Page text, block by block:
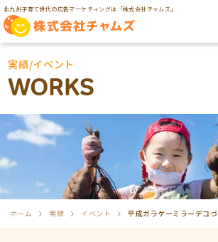
北九州子育て世代の広告マーケティングは「株式会社チャムズ」
実績/イベント
WORKS
ホーム 実績 イベント 平成ガラケーミラーデコ